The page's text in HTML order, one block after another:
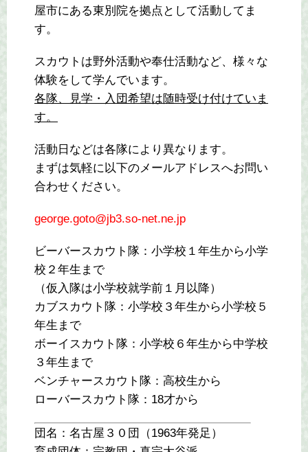
屋市にある東別院を拠点として活動してま
す。
スカウトは野外活動や奉仕活動など、様々な
体験をして学んでいます。
各隊、見学・入団希望は随時受け付けていま
す。
活動日などは各隊により異なります。
まずは気軽に以下のメールアドレスへお問い
合わせください。
george.goto@jb3.so-net.ne.jp
ビーバースカウト隊：小学校１年生から小学
校２年生まで
（仮入隊は小学校就学前１月以降）
カブスカウト隊：小学校３年生から小学校５
年生まで
ボーイスカウト隊：小学校６年生から中学校
３年生まで
ベンチャースカウト隊：高校生から
ローバースカウト隊：18才から
団名：名古屋３０団（1963年発足）